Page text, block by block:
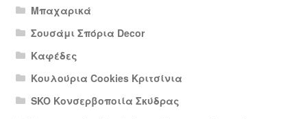
Μπαχαρικά
Σουσάμι Σπόρια Decor
Καφέδες
Κουλούρια Cookies Κριτσίνια
SKO Κονσερβοποιία Σκύδρας